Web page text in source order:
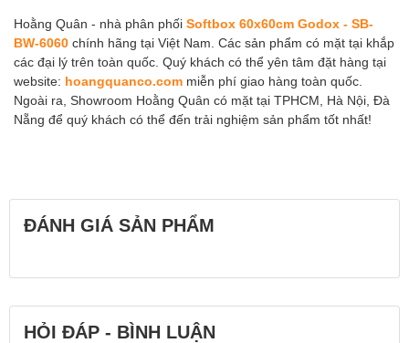
Hoằng Quân - nhà phân phối Softbox 60x60cm Godox - SB-
BW-6060 chính hãng tại Việt Nam. Các sản phẩm có mặt tại khắp
các đại lý trên toàn quốc. Quý khách có thể yên tâm đặt hàng tại
website: hoangquanco.com miễn phí giao hàng toàn quốc.
Ngoài ra, Showroom Hoằng Quân có mặt tại TPHCM, Hà Nội, Đà
Nẵng để quý khách có thể đến trải nghiệm sản phẩm tốt nhất!
ĐÁNH GIÁ SẢN PHẨM
HỎI ĐÁP - BÌNH LUẬN